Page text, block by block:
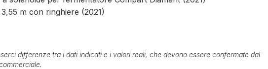
3,55 m con ringhiere (2021)
differenze tra i dati indicati e i valori reali, che devono essere confermate dal